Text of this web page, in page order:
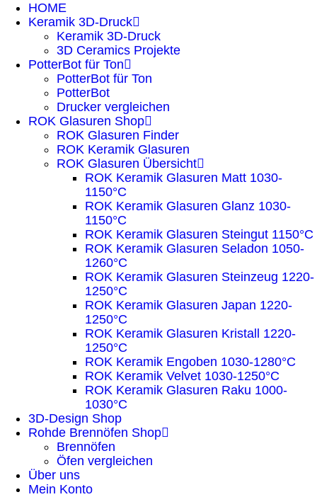
HOME
Keramik 3D-Druck
Keramik 3D-Druck
3D Ceramics Projekte
PotterBot für Ton
PotterBot für Ton
PotterBot
Drucker vergleichen
ROK Glasuren Shop
ROK Glasuren Finder
ROK Keramik Glasuren
ROK Glasuren Übersicht
ROK Keramik Glasuren Matt 1030-
1150°C
ROK Keramik Glasuren Glanz 1030-
1150°C
ROK Keramik Glasuren Steingut 1150°C
ROK Keramik Glasuren Seladon 1050-
1260°C
ROK Keramik Glasuren Steinzeug 1220-
1250°C
ROK Keramik Glasuren Japan 1220-
1250°C
ROK Keramik Glasuren Kristall 1220-
1250°C
ROK Keramik Engoben 1030-1280°C
ROK Keramik Velvet 1030-1250°C
ROK Keramik Glasuren Raku 1000-
1030°C
3D-Design Shop
Rohde Brennöfen Shop
Brennöfen
Öfen vergleichen
Über uns
Mein Konto